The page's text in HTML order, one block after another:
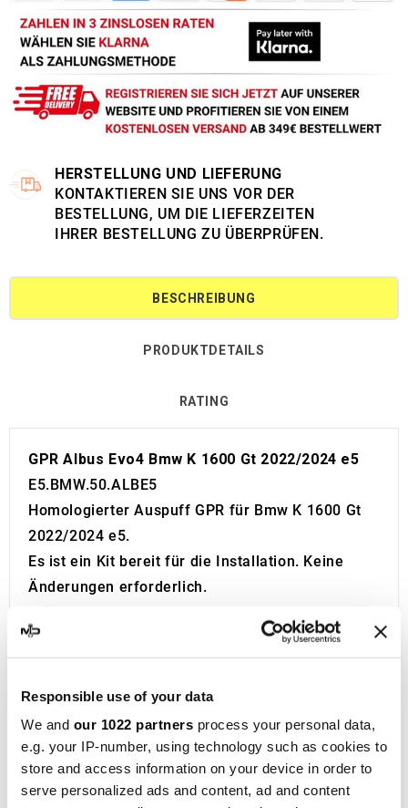
Responsible use of your data
We and our 1022 partners process your personal data,
e.g. your IP-number, using technology such as cookies to
store and access information on your device in order to
serve personalized ads and content, ad and content
HERSTELLUNG UND LIEFERUNG
KONTAKTIEREN SIE UNS VOR DER
BESTELLUNG, UM DIE LIEFERZEITEN
IHRER BESTELLUNG ZU ÜBERPRÜFEN.
BESCHREIBUNG
PRODUKTDETAILS
RATING
GPR Albus Evo4 Bmw K 1600 Gt 2022/2024 e5
E5.BMW.50.ALBE5
Homologierter Auspuff GPR für Bmw K 1600 Gt
2022/2024 e5.
Es ist ein Kit bereit für die Installation. Keine
Änderungen erforderlich.
(CEE).
Der Katalysator ist nicht im Kit enthalten.
Made in Italy 100%.
Für die Suche:
Auspuff Schalldämpfer Endschalldämpfer
Sportschalldämpfer